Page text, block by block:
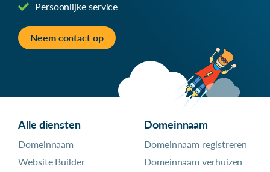
Persoonlijke service
Neem contact op
Alle diensten
Domeinnaam
Website Builder
Domeinnaam
Domeinnaam registreren
Domeinnaam verhuizen